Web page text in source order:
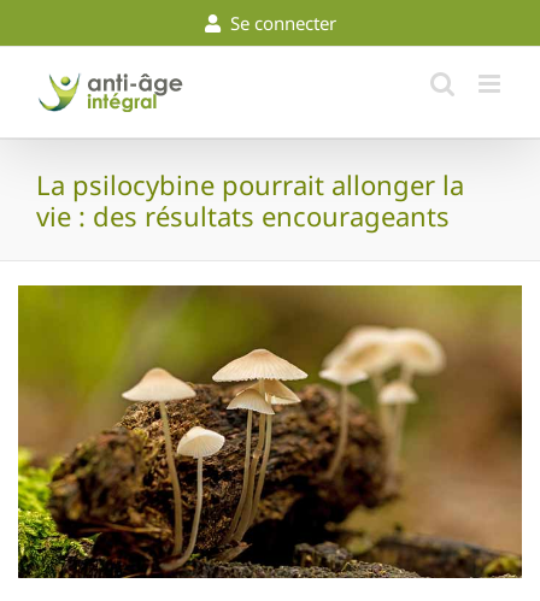
to
content
Se connecter
La psilocybine pourrait allonger la
vie : des résultats encourageants